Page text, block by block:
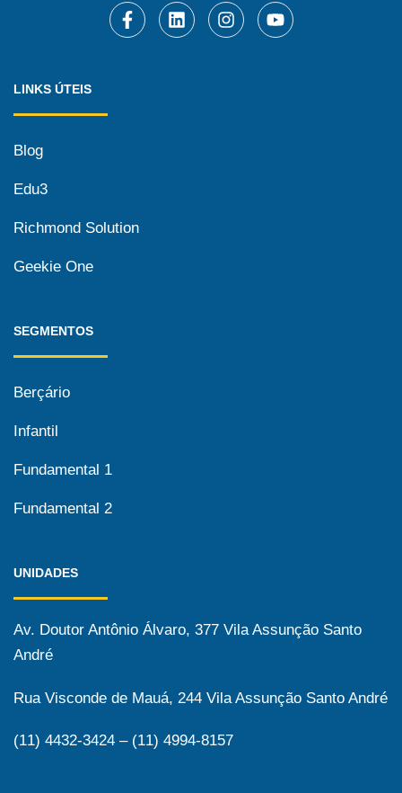
LINKS ÚTEIS
Blog
Edu3
Richmond Solution
Geekie One
SEGMENTOS
Berçário
Infantil
Fundamental 1
Fundamental 2
UNIDADES
Av. Doutor Antônio Álvaro, 377 Vila Assunção Santo
André
Rua Visconde de Mauá, 244 Vila Assunção Santo André
(11) 4432-3424 – (11) 4994-8157